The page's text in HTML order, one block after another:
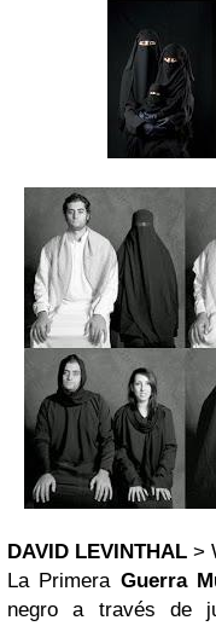
DAVID LEVINTHAL >
La Primera Guerra
negro a través de